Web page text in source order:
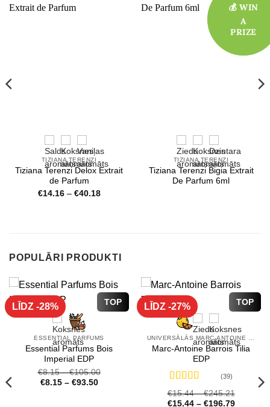
TIZIANA TERENZI
Tiziana Terenzi Delox Extrait
de Parfum
€14.16 – €40.18Price
TIZIANA TERENZI
Tiziana Terenzi Bigia Extrait
De Parfum 6ml
POPULĀRI PRODUKTI
TOP
LĪDZ -28%
ESSENTIAL PARFUMS
Essential Parfums Bois
Imperial EDP
€8.15–€105.00
€8.15– €93.50
TOP
LĪDZ -27%
Marc-Antoine Barrois Tilia
EDP
Novērtēts
ar4.72 no 5
(39)
€15.44–€245.21
€15.44– €196.79
💰 WIN
A
PRIZE
💰 WIN
A
PRIZE